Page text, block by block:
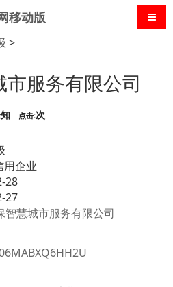
移动版 导航
>
服务有限公司
点击:次
用企业
28
27
智慧城市服务有限公司